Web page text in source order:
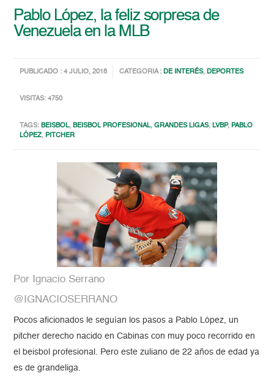
Pablo López, la feliz sorpresa de
Venezuela en la MLB
PUBLICADO : 4 JULIO, 2018 CATEGORIA :DE INTERÉS,DEPORTES
VISITAS: 4750
TAGS:BEISBOL,BEISBOL PROFESIONAL,GRANDES LIGAS,LVBP, PABLO
LÓPEZ, PITCHER
Por Ignacio Serrano
@IGNACIOSERRANO
Pocos aficionados le seguían los pasos a Pablo López, un
pitcher derecho nacido en Cabinas con muy poco recorrido en
el beisbol profesional. Pero este zuliano de 22 años de edad ya
es de grandeliga.